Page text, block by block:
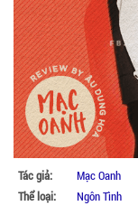
Tác giả:
Mạc Oanh
Thể loại:
Ngôn Tình